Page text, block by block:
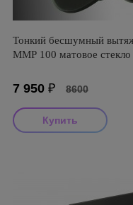
Тонкий бесшумный
ММР 100 матовое стекло
7 950 ₽ 8600